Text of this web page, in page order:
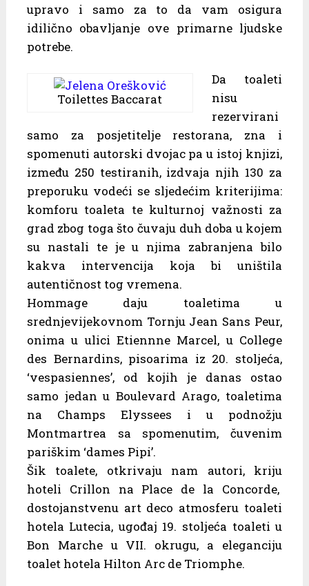
upravo i samo za to da vam osigura
idilično obavljanje ove primarne ljudske
potrebe.
Toilettes Baccarat
Da toaleti
nisu
rezervirani
samo za posjetitelje restorana, zna i
spomenuti autorski dvojac pa u istoj knjizi,
između 250 testiranih, izdvaja njih 130 za
preporuku vodeći se sljedećim kriterijima:
komforu toaleta te kulturnoj važnosti za
grad zbog toga što čuvaju duh doba u kojem
su nastali te je u njima zabranjena bilo
kakva intervencija koja bi uništila
autentičnost tog vremena.
Hommage daju toaletima u
srednjevijekovnom Tornju Jean Sans Peur,
onima u ulici Etiennne Marcel, u College
des Bernardins, pisoarima iz 20. stoljeća,
‘vespasiennes’, od kojih je danas ostao
samo jedan u Boulevard Arago, toaletima
na Champs Elyssees i u podnožju
Montmartrea sa spomenutim, čuvenim
pariškim ‘dames Pipi’.
Šik toalete, otkrivaju nam autori, kriju
hoteli Crillon na Place de la Concorde,
dostojanstvenu art deco atmosferu toaleti
hotela Lutecia, ugođaj 19. stoljeća toaleti u
Bon Marche u VII. okrugu, a eleganciju
toalet hotela Hilton Arc de Triomphe.